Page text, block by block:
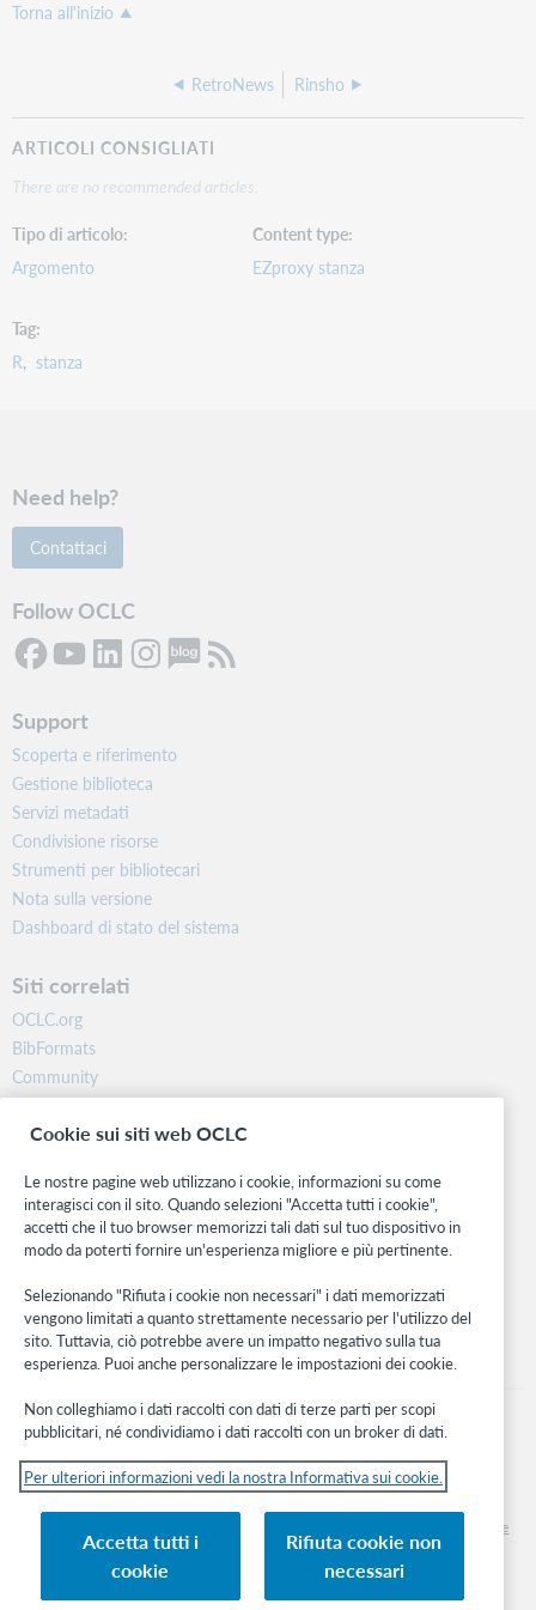
Torna all'inizio
RetroNews Rinsho
ARTICOLI CONSIGLIATI
There are no recommended articles.
Tipo di articolo
Argomento
Content type
EZproxy stanza
Tag
R stanza
Need help?
Contattaci
Follow OCLC
Support
Scoperta e riferimento
Gestione biblioteca
Servizi metadati
Condivisione risorse
Strumenti per bibliotecari
Nota sulla versione
Dashboard di stato del sistema
Siti correlati
OCLC.org
BibFormats
Community
Ricerca
WebJunction
Stay in the know.
Ricevi gli ultimi aggiornamenti di prodotti, ricerche, eventi e molto
altro direttamente nella tua casella di posta.
Subscribe now
© 2026 OCLC
Marchi e/o marchi di servizio nazionali e internazionali di OCLC, Inc. e delle sue
Informativa sui cookie Elenco e impostazioni dei cookie
Cookie sui siti web OCLC
Le nostre pagine web utilizzano i cookie, informazioni su come
interagisci con il sito. Quando selezioni "Accetta tutti i cookie",
accetti che il tuo browser memorizzi tali dati sul tuo dispositivo in
modo da poterti fornire un'esperienza migliore e più pertinente.
Selezionando "Rifiuta i cookie non necessari" i dati memorizzati
vengono limitati a quanto strettamente necessario per l'utilizzo del
sito. Tuttavia, ciò potrebbe avere un impatto negativo sulla tua
esperienza. Puoi anche personalizzare le impostazioni dei cookie.
Non colleghiamo i dati raccolti con dati di terze parti per scopi
pubblicitari, né condividiamo i dati raccolti con un broker di dati.
Per ulteriori informazioni vedi la nostra Informativa sui cookie.
Accetta tutti i
cookie
Rifiuta cookie non
necessari